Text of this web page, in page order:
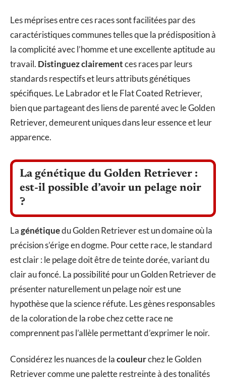
Les méprises entre ces races sont facilitées par des
caractéristiques communes telles que la prédisposition à
la complicité avec l’homme et une excellente aptitude au
travail. Distinguez clairementces races par leurs
standards respectifs et leurs attributs génétiques
spécifiques. Le Labrador et le Flat Coated Retriever,
bien que partageant des liens de parenté avec le Golden
Retriever, demeurent uniques dans leur essence et leur
apparence.
La génétique du Golden Retriever :
est-il possible d’avoir un pelage noir
?
Lagénétiquedu Golden Retriever est un domaine où la
précision s’érige en dogme. Pour cette race, le standard
est clair : le pelage doit être de teinte dorée, variant du
clair au foncé. La possibilité pour un Golden Retriever de
présenter naturellement un pelage noir est une
hypothèse que la science réfute. Les gènes responsables
de la coloration de la robe chez cette race ne
comprennent pas l’allèle permettant d’exprimer le noir.
Considérez les nuances de lacouleurchez le Golden
Retriever comme une palette restreinte à des tonalités